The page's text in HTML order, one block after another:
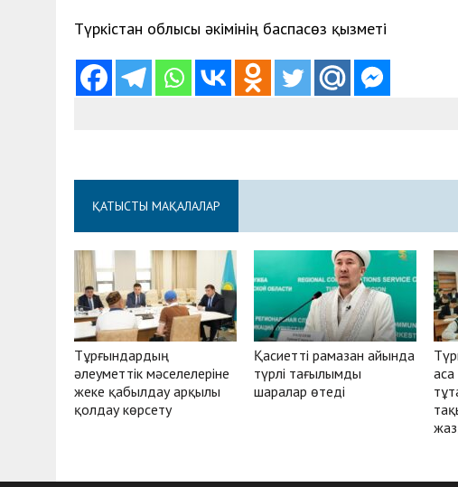
Түркістан облысы әкімінің баспасөз қызметі
ҚАТЫСТЫ МАҚАЛАЛАР
Тұрғындардың
әлеуметтік мәселелеріне
жеке қабылдау арқылы
қолдау көрсету
Қасиетті рамазан айында
түрлі тағылымды
шаралар өтеді